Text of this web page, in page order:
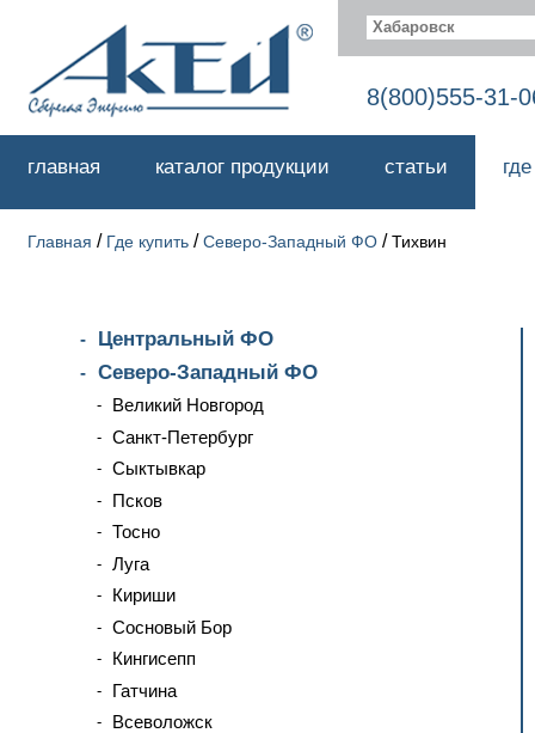
Хабаровск
8(800)555-31-
главная каталог продукции статьи
Главная / Где купить /Северо-Западный ФО /Тихвин
Центральный ФО
Северо-Западный ФО
Великий Новгород
Санкт-Петербург
Сыктывкар
Псков
Тосно
Луга
Кириши
Сосновый Бор
Кингисепп
Гатчина
Всеволожск